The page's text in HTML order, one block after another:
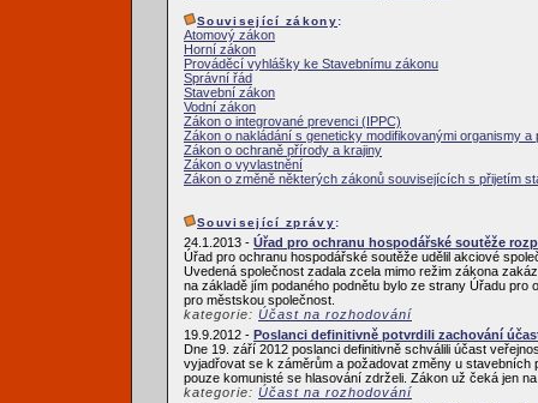
Související zákony:
Atomový zákon
Horní zákon
Prováděcí vyhlášky ke Stavebnímu zákonu
Správní řád
Stavební zákon
Vodní zákon
Zákon o integrované prevenci (IPPC)
Zákon o nakládání s geneticky modifikovanými organismy a
Zákon o ochraně přírody a krajiny
Zákon o vyvlastnění
Zákon o změně některých zákonů souvisejících s přijetím
Související zprávy:
24.1.2013 - Úřad pro ochranu hospodářské soutěže
Úřad pro ochranu hospodářské soutěže udělil akciové
Uvedená společnost zadala zcela mimo režim zákona
na základě jím podaného podnětu bylo ze strany Úřadu
pro městskou společnost.
kategorie: Účast na rozhodování
19.9.2012 - Poslanci definitivně potvrdili zachování
Dne 19. září 2012 poslanci definitivně schválili účast
vyjadřovat se k záměrům a požadovat změny u
pouze komunisté se hlasování zdrželi. Zákon už čeká jen
kategorie: Účast na rozhodování